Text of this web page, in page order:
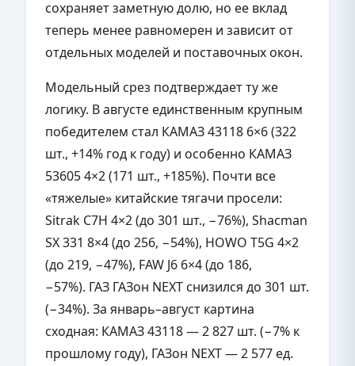
сохраняет заметную долю, но ее вклад
теперь менее равномерен и зависит от
отдельных моделей и поставочных окон.
Модельный срез подтверждает ту же
логику. В августе единственным крупным
победителем стал КАМАЗ 43118 6×6 (322
шт., +14% год к году) и особенно КАМАЗ
53605 4×2 (171 шт., +185%). Почти все
«тяжелые» китайские тягачи просели:
Sitrak C7H 4×2 (до 301 шт., −76%), Shacman
SX 331 8×4 (до 256, −54%), HOWO T5G 4×2
(до 219, −47%), FAW J6 6×4 (до 186,
−57%). ГАЗ ГАЗон NEXT снизился до 301 шт.
(−34%). За январь–август картина
сходная: КАМАЗ 43118 — 2 827 шт. (−7% к
прошлому году), ГАЗон NEXT — 2 577 ед.